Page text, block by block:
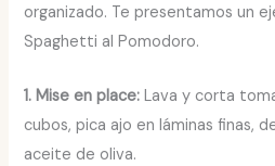
organizado. Te presentamos un
Spaghetti al Pomodoro.
1. Mise en place: Lava y corta
cubos, pica ajo en láminas finas,
aceite de oliva.